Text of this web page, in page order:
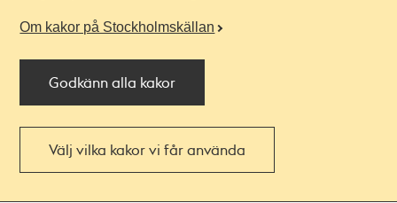
Om kakor på Stockholmskällan
Godkänn alla kakor
Välj vilka kakor vi får använda